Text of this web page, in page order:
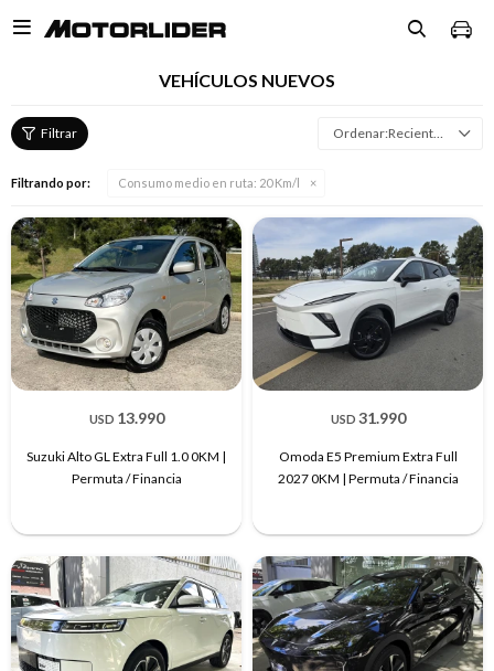

VEHÍCULOS NUEVOS
Recientes
Filtrando por: Consumo medio en ruta: 20 Km/l
USD 13.990
Suzuki Alto GL Extra Full 1.0 0KM |
Permuta / Financia
USD 31.990
Omoda E5 Premium Extra Full
2027 0KM | Permuta / Financia